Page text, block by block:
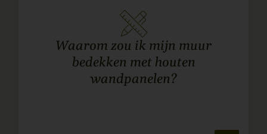
Waarom zou ik mijn muur
bedekken met houten
wandpanelen?